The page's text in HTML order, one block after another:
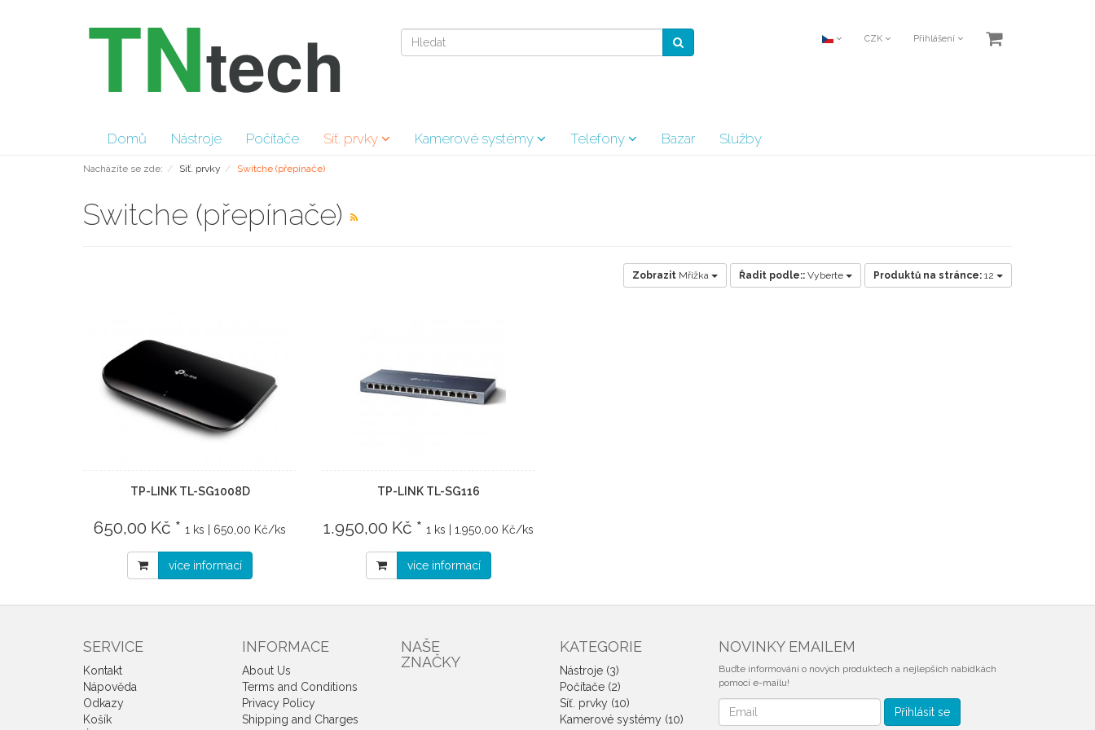
CZK Přihlášení
Domů Nástroje Počítače Síť. prvky Kamerové systémy Telefony Bazar Služby
Nacházíte se zde: Síť. prvky Switche (přepínače)
Switche (přepínače)
Zobrazit Mřížka Řadit podle:: Vyberte Produktů na stránce: 12
TP-LINK TL-SG1008D
650,00 Kč *1 ks | 650,00 Kč/ks
více informací
TP-LINK TL-SG116
1.950,00 Kč * 1 ks | 1.950,00 Kč/ks
více informací
SERVICE
Kontakt
Nápověda
Odkazy
Košík
INFORMACE
About Us
Terms and Conditions
Privacy Policy
Shipping and Charges
NAŠE
ZNAČKY
KATEGORIE
Nástroje (3)
Počítače (2)
Síť. prvky (10)
Kamerové systémy (10)
NOVINKY EMAILEM
Buďte informováni o nových produktech a nejlepších nabídkách
pomocí e-mailu!
Novinky
emailem
Přihlásit se